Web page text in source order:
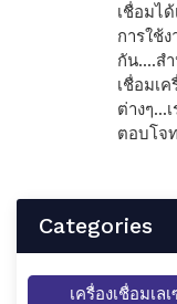
เชื่อมไ
การใช้
กัน....ส
เชื่อมเ
ต่างๆ...
ตอบโจ
Categories
เครื่องเชื่อมเล